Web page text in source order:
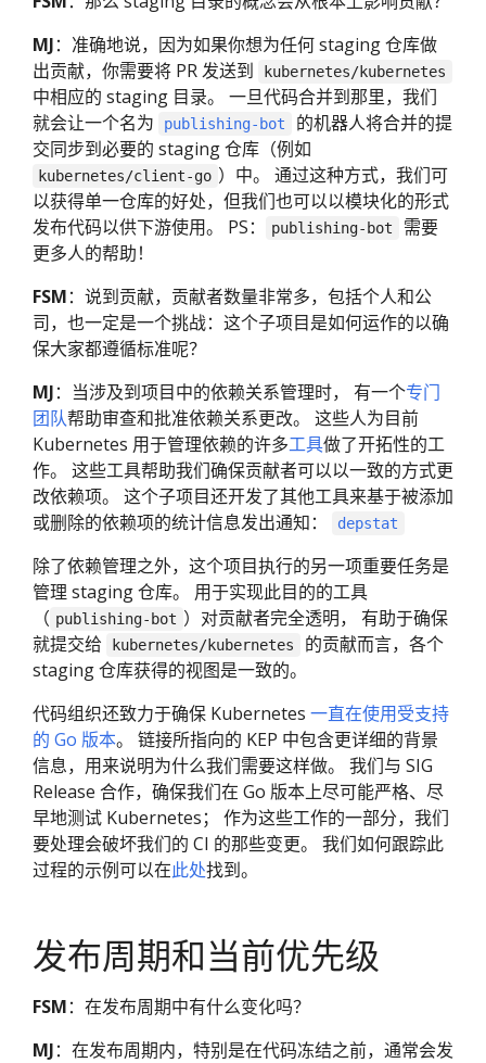
MJ：准确地说，因为如果你想为任何 staging 仓库做
出贡献，你需要将 PR 发送到
kubernetes/kubernetes
中相应的 staging 目录。 一旦代码合并到那里，我们
就会让一个名为
publishing-bot
的机器人将合并的提
交同步到必要的 staging 仓库（例如
kubernetes/client-go ）中。 通过这种方式，我们可
以获得单一仓库的好处，但我们也可以以模块化的形式
发布代码以供下游使用。 PS：
publishing-bot
需要
更多人的帮助！
FSM：说到贡献，贡献者数量非常多，包括个人和公
司，也一定是一个挑战：这个子项目是如何运作的以确
保大家都遵循标准呢？
MJ：当涉及到项目中的依赖关系管理时， 有一个专门
团队帮助审查和批准依赖关系更改。 这些人为目前
Kubernetes 用于管理依赖的许多工具做了开拓性的工
作。 这些工具帮助我们确保贡献者可以以一致的方式更
改依赖项。 这个子项目还开发了其他工具来基于被添加
或删除的依赖项的统计信息发出通知：
depstat
除了依赖管理之外，这个项目执行的另一项重要任务是
管理 staging 仓库。 用于实现此目的的工具
（ publishing-bot ）对贡献者完全透明， 有助于确保
就提交给
kubernetes/kubernetes
的贡献而言，各个
staging 仓库获得的视图是一致的。
代码组织还致力于确保 Kubernetes 一直在使用受支持
的 Go 版本。 链接所指向的 KEP 中包含更详细的背景
信息，用来说明为什么我们需要这样做。 我们与 SIG
Release 合作，确保我们在 Go 版本上尽可能严格、尽
早地测试 Kubernetes； 作为这些工作的一部分，我们
要处理会破坏我们的 CI 的那些变更。 我们如何跟踪此
过程的示例可以在此处找到。
发布周期和当前优先级
FSM：在发布周期中有什么变化吗？
MJ：在发布周期内，特别是在代码冻结之前，通常会发